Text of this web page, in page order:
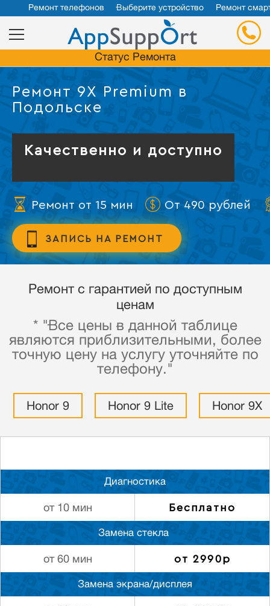
Ремонт телефонов Выберите устройство Ремонт
Статус Ремонта
Ремонт 9X Premium в
Подольске
Качественно и доступно
Ремонт от 15 мин От 490 рублей
ЗАПИСЬ НА РЕМОНТ
Ремонт с гарантией по доступным
ценам
* "Все цены в данной таблице
являются приблизительными, более
точную цену на услугу уточняйте по
телефону."
Honor 9 Honor 9 Lite Honor 9X
Диагностика
от 10 мин Бесплатно
Замена стекла
от 60 мин от 2990р
Замена экрана/дисплея